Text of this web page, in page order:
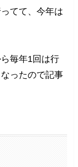
てて、今年は
毎年1回は行
ったので記事